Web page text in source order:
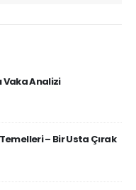
Vaka Analizi
– Bir Usta Çırak